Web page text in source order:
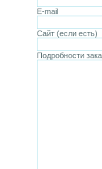
E-mail
Сайт (если есть)
Подробности